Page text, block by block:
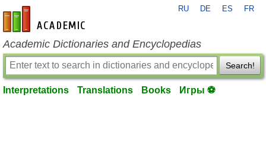
en-academic.com
RU DE ES FR
Academic Dictionaries and Encyclopedias
Search!
Interpretations Translations Books Игры ⚽